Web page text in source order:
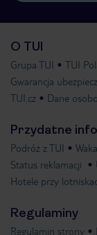
O TUI
Grupa TUI TUI
Gwarancja
TUI.cz
Dane
Przydatne
Podróż z TUI
Status reklamacji
Hotele przy
Regulaminy
Regulamin strony